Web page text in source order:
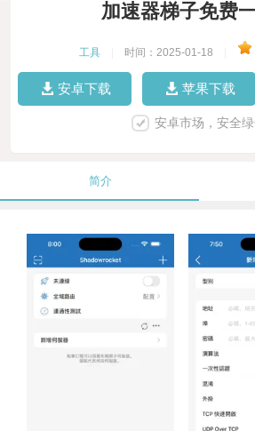
加速器梯子免费
工具 时间：2025-01-18
安卓下载 苹果下载
安卓市场，安全
简介